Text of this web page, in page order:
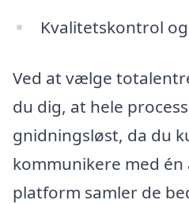
Kvalitetskontrol
Ved at vælge
du dig, at hele
gnidningsløst, da du
kommunikere med én
platform samler de